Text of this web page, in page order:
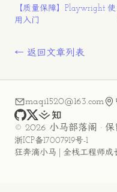
【质量保障】Playwright 使
用入门
← 返回文章列表
maqi1520@163.com
github
x juejinzhihu
© 2026 小马部落阁 ·
浙ICP备17007919号-1
狂奔滴小马 | 全栈工程师成